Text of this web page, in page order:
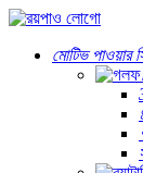
মোটিভ পাওয়ার